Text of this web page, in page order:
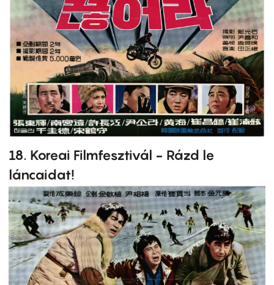
18. Koreai Filmfesztivál - Rázd le
láncaidat!